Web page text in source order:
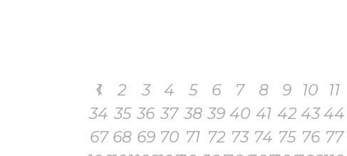
1 2 3 4 5 6 7 8 9 10 11
34 35 36 37 38 39 40 41 42 4344
67 68 69 70 71 72 73 74 75 76 77